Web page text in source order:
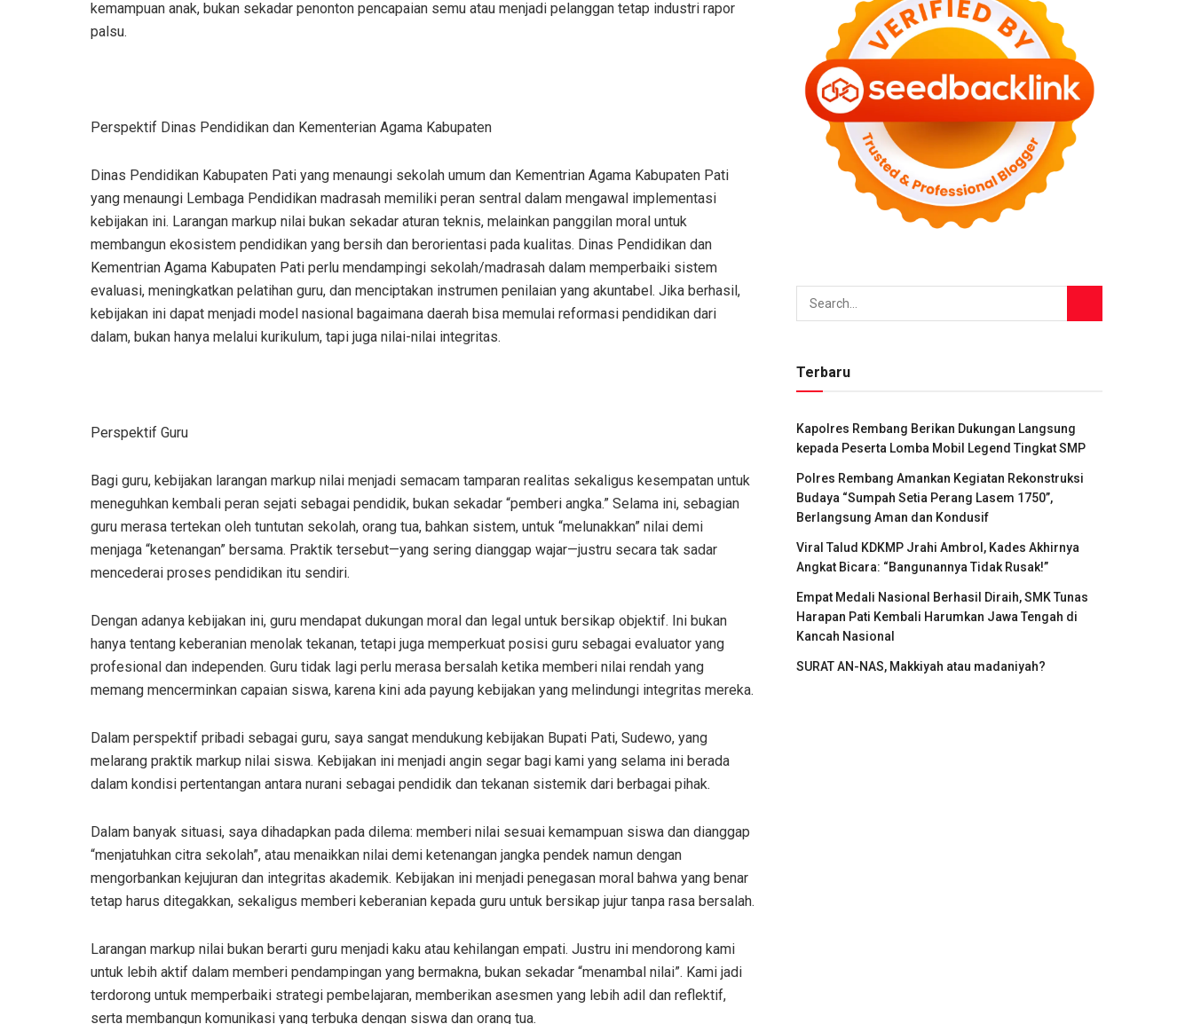
kemampuan anak, bukan sekadar penonton pencapaian semu atau menjadi pelanggan tetap industri rapor
palsu.
Perspektif Dinas Pendidikan dan Kementerian Agama Kabupaten
Dinas Pendidikan Kabupaten Pati yang menaungi sekolah umum dan Kementrian Agama Kabupaten Pati
yang menaungi Lembaga Pendidikan madrasah memiliki peran sentral dalam mengawal implementasi
kebijakan ini. Larangan markup nilai bukan sekadar aturan teknis, melainkan panggilan moral untuk
membangun ekosistem pendidikan yang bersih dan berorientasi pada kualitas. Dinas Pendidikan dan
Kementrian Agama Kabupaten Pati perlu mendampingi sekolah/madrasah dalam memperbaiki sistem
evaluasi, meningkatkan pelatihan guru, dan menciptakan instrumen penilaian yang akuntabel. Jika berhasil,
kebijakan ini dapat menjadi model nasional bagaimana daerah bisa memulai reformasi pendidikan dari
dalam, bukan hanya melalui kurikulum, tapi juga nilai-nilai integritas.
Perspektif Guru
Bagi guru, kebijakan larangan markup nilai menjadi semacam tamparan realitas sekaligus kesempatan untuk
meneguhkan kembali peran sejati sebagai pendidik, bukan sekadar “pemberi angka.” Selama ini, sebagian
guru merasa tertekan oleh tuntutan sekolah, orang tua, bahkan sistem, untuk “melunakkan” nilai demi
menjaga “ketenangan” bersama. Praktik tersebut—yang sering dianggap wajar—justru secara tak sadar
mencederai proses pendidikan itu sendiri.
Dengan adanya kebijakan ini, guru mendapat dukungan moral dan legal untuk bersikap objektif. Ini bukan
hanya tentang keberanian menolak tekanan, tetapi juga memperkuat posisi guru sebagai evaluator yang
profesional dan independen. Guru tidak lagi perlu merasa bersalah ketika memberi nilai rendah yang
memang mencerminkan capaian siswa, karena kini ada payung kebijakan yang melindungi integritas mereka.
Dalam perspektif pribadi sebagai guru, saya sangat mendukung kebijakan Bupati Pati, Sudewo, yang
melarang praktik markup nilai siswa. Kebijakan ini menjadi angin segar bagi kami yang selama ini berada
dalam kondisi pertentangan antara nurani sebagai pendidik dan tekanan sistemik dari berbagai pihak.
Dalam banyak situasi, saya dihadapkan pada dilema: memberi nilai sesuai kemampuan siswa dan dianggap
“menjatuhkan citra sekolah”, atau menaikkan nilai demi ketenangan jangka pendek namun dengan
mengorbankan kejujuran dan integritas akademik. Kebijakan ini menjadi penegasan moral bahwa yang benar
tetap harus ditegakkan, sekaligus memberi keberanian kepada guru untuk bersikap jujur tanpa rasa bersalah.
Larangan markup nilai bukan berarti guru menjadi kaku atau kehilangan empati. Justru ini mendorong kami
untuk lebih aktif dalam memberi pendampingan yang bermakna, bukan sekadar “menambal nilai”. Kami jadi
terdorong untuk memperbaiki strategi pembelajaran, memberikan asesmen yang lebih adil dan reflektif,
serta membangun komunikasi yang terbuka dengan siswa dan orang tua.
Terbaru
Kapolres Rembang Berikan Dukungan Langsung
kepada Peserta Lomba Mobil Legend Tingkat SMP
Polres Rembang Amankan Kegiatan Rekonstruksi
Budaya “Sumpah Setia Perang Lasem 1750”,
Berlangsung Aman dan Kondusif
Viral Talud KDKMP Jrahi Ambrol, Kades Akhirnya
Angkat Bicara: “Bangunannya Tidak Rusak!”
Empat Medali Nasional Berhasil Diraih, SMK Tunas
Harapan Pati Kembali Harumkan Jawa Tengah di
Kancah Nasional
SURAT AN-NAS, Makkiyah atau madaniyah?